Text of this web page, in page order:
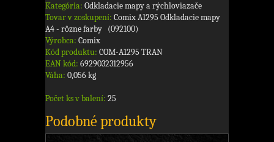
Kategória: Odkladacie mapy a rýchloviazače
Tovar v zoskupení: Comix A1295 Odkladacie mapy
A4 - rôzne farby (092100)
Výrobca: Comix
Kód produktu: COM-A1295 TRAN
EAN kód: 6929032312956
Váha: 0,056 kg
Počet ks v balení: 25
Podobné produkty